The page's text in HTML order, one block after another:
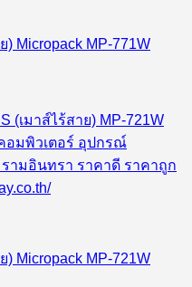
) Micropack MP-771W
) Micropack MP-721W